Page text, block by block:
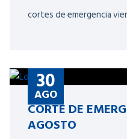
cortes de emergencia
30
AGO
CORTE DE
AGOSTO